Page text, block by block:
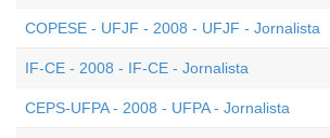
COPESE - UFJF - 2008 - UFJF - Jornalista
IF-CE - 2008 - IF-CE - Jornalista
CEPS-UFPA - 2008 - UFPA - Jornalista